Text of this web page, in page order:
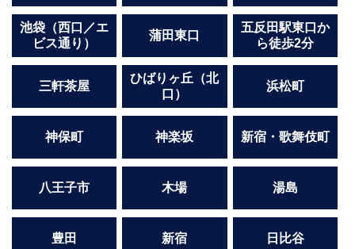
池袋（西口／エ
ビス通り）
蒲田東口
五反田駅東口か
ら徒歩2分
三軒茶屋
ひばりヶ丘（北
口）
浜松町
神保町 神楽坂 新宿・歌舞伎町
八王子市 木場 湯島
豊田 新宿 日比谷